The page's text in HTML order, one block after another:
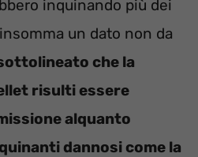
inquinando più dei
un dato non da
che la
risulti essere
alquanto
dannosi come la